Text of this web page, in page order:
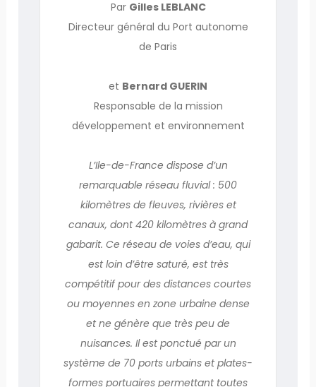
Par Gilles LEBLANC
Directeur général du Port autonome
de Paris
et Bernard GUERIN
Responsable de la mission
développement et environnement
L’Ile-de-France dispose d’un
remarquable réseau fluvial : 500
kilomètres de fleuves, rivières et
canaux, dont 420 kilomètres à grand
gabarit. Ce réseau de voies d’eau, qui
est loin d’être saturé, est très
compétitif pour des distances courtes
ou moyennes en zone urbaine dense
et ne génère que très peu de
nuisances. Il est ponctué par un
système de 70 ports urbains et plates-
formes portuaires permettant toutes